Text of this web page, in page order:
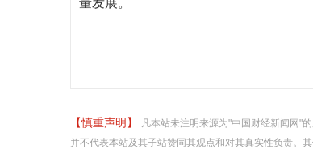
量发展。
【慎重声明】
凡本站未注明来源为"中国财经新闻网"
并不代表本站及其子站赞同其观点和对其真实性负责。